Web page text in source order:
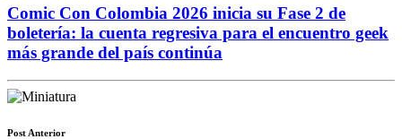
Comic Con Colombia 2026 inicia su Fase 2 de
boletería: la cuenta regresiva para el encuentro geek
más grande del país continúa
Post Anterior